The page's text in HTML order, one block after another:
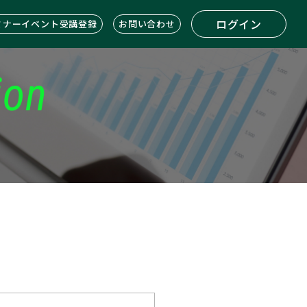
ナーイベント受講登録 お問い合わせ ログイン